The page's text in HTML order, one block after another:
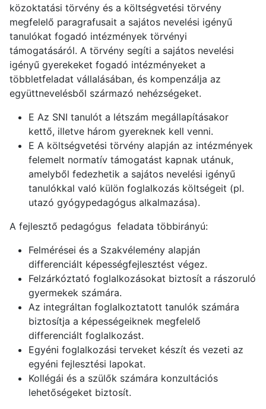
közoktatási törvény és a költségvetési törvény
megfelelő paragrafusait a sajátos nevelési igényű
tanulókat fogadó intézmények törvényi
támogatásáról. A törvény segíti a sajátos nevelési
igényű gyerekeket fogadó intézményeket a
többletfeladat vállalásában, és kompenzálja az
együttnevelésből származó nehézségeket.
E Az SNI tanulót a létszám megállapításakor
kettő, illetve három gyereknek kell venni.
E A költségvetési törvény alapján az intézmények
felemelt normatív támogatást kapnak utánuk,
amelyből fedezhetik a sajátos nevelési igényű
tanulókkal való külön foglalkozás költségeit (pl.
utazó gyógypedagógus alkalmazása).
A fejlesztő pedagógus feladata többirányú:
Felmérései és a Szakvélemény alapján
differenciált képességfejlesztést végez.
Felzárkóztató foglalkozásokat biztosít a rászoruló
gyermekek számára.
Az integráltan foglalkoztatott tanulók számára
biztosítja a képességeiknek megfelelő
differenciált foglalkozást.
Egyéni foglalkozási terveket készít és vezeti az
egyéni fejlesztési lapokat.
Kollégái és a szülők számára konzultációs
lehetőségeket biztosít.